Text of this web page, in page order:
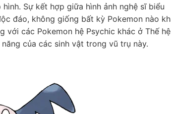
Sự kết hợp giữa hình ảnh nghệ sĩ biểu
đáo, không giống bất kỳ Pokemon nào
với các Pokemon hệ Psychic khác ở Thế
của các sinh vật trong vũ trụ này.